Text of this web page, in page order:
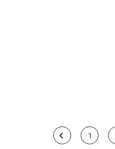
< 1